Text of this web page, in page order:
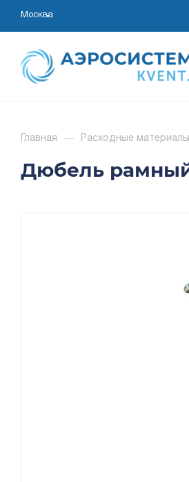
Москва
Главная — Расходные
Дюбель рамный